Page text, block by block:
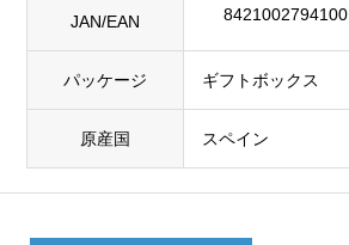
JAN/EAN
8421002794100
パッケージ ギフトボックス
原産国 スペイン